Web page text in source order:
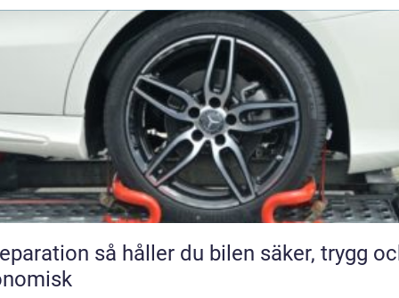
håller du bilen säker, trygg och